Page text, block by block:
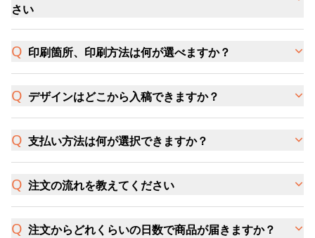
さい
印刷箇所、印刷方法は何が選べますか？
デザインはどこから入稿できますか？
支払い方法は何が選択できますか？
注文の流れを教えてください
注文からどれくらいの日数で商品が届きますか？